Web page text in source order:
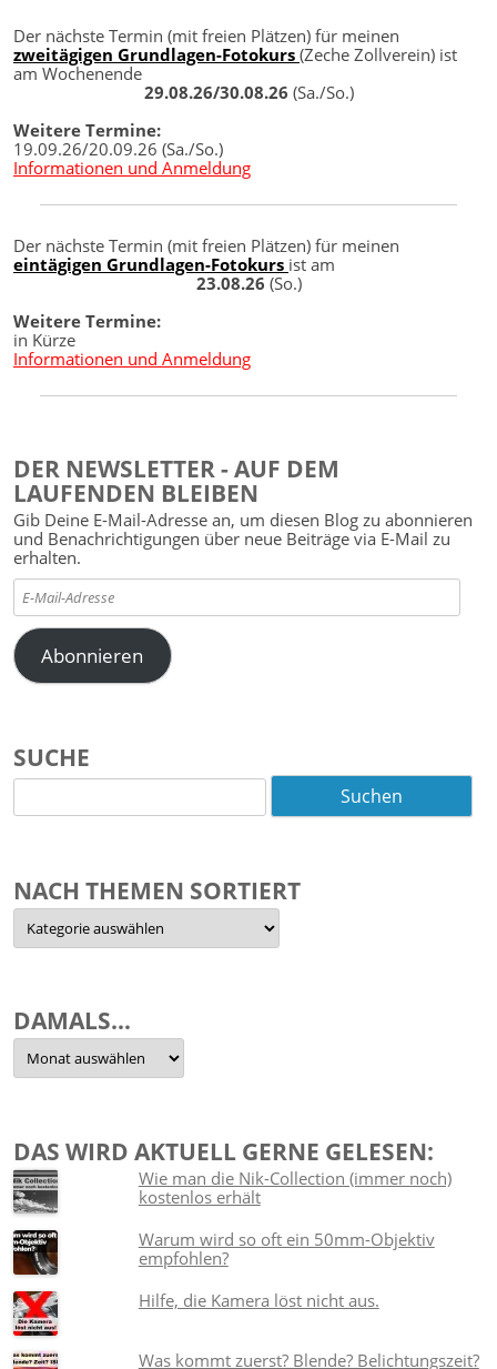
Der nächste Termin (mit freien Plätzen) für meinen
zweitägigen Grundlagen-Fotokurs (Zeche Zollverein) ist
am Wochenende
29.08.26/30.08.26 (Sa./So.)
Weitere Termine:
19.09.26/20.09.26 (Sa./So.)
Informationen und Anmeldung
Der nächste Termin (mit freien Plätzen) für meinen
eintägigen Grundlagen-Fotokurs ist am
23.08.26 (So.)
Weitere Termine:
in Kürze
Informationen und Anmeldung
DER NEWSLETTER - AUF DEM
LAUFENDEN BLEIBEN
Gib Deine E-Mail-Adresse an, um diesen Blog zu abonnieren
und Benachrichtigungen über neue Beiträge via E-Mail zu
erhalten.
E-
Mail-
Adresse
Abonnieren
SUCHE
nach:
NACH THEMEN SORTIERT
Nach
Themen
sortiert
DAMALS…
Damals…
DAS WIRD AKTUELL GERNE GELESEN:
Wie man die Nik-Collection (immer noch)
kostenlos erhält
Warum wird so oft ein 50mm-Objektiv
empfohlen?
Hilfe, die Kamera löst nicht aus.
Was kommt zuerst? Blende? Belichtungszeit?